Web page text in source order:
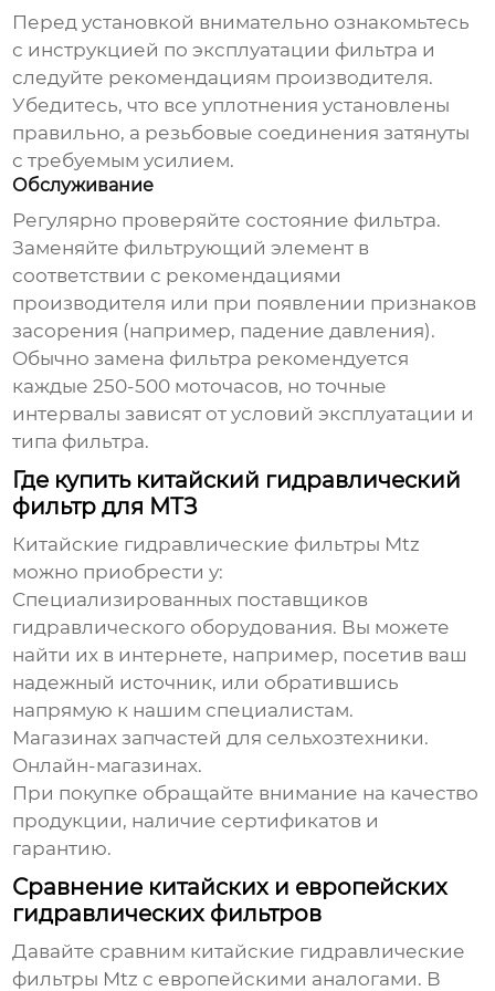
Перед установкой внимательно ознакомьтесь
с инструкцией по эксплуатации фильтра и
следуйте рекомендациям производителя.
Убедитесь, что все уплотнения установлены
правильно, а резьбовые соединения затянуты
с требуемым усилием.
Обслуживание
Регулярно проверяйте состояние фильтра.
Заменяйте фильтрующий элемент в
соответствии с рекомендациями
производителя или при появлении признаков
засорения (например, падение давления).
Обычно замена фильтра рекомендуется
каждые 250-500 моточасов, но точные
интервалы зависят от условий эксплуатации и
типа фильтра.
Где купить китайский гидравлический
фильтр для МТЗ
Китайские гидравлические фильтры Mtz
можно приобрести у:
Специализированных поставщиков
гидравлического оборудования. Вы можете
найти их в интернете, например, посетив ваш
надежный источник, или обратившись
напрямую к нашим специалистам.
Магазинах запчастей для сельхозтехники.
Онлайн-магазинах.
При покупке обращайте внимание на качество
продукции, наличие сертификатов и
гарантию.
Сравнение китайских и европейских
гидравлических фильтров
Давайте сравним китайские гидравлические
фильтры Mtz с европейскими аналогами. В